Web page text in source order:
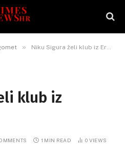
» Niku Sigura želi klub iz Eredivisie
klub iz
1 MIN READ 0 VIEWS